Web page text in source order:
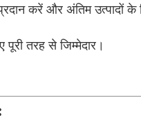
करें और अंतिम उत्पादों
तरह से जिम्मेदार।